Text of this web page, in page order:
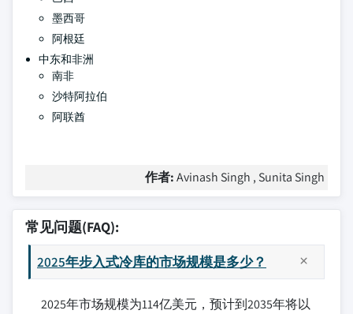
墨西哥
阿根廷
中东和非洲
南非
沙特阿拉伯
阿联酋
作者:Avinash Singh , Sunita Singh
常见问题(FAQ):
2025年步入式冷库的市场规模是多少？
2025年市场规模为114亿美元，预计到2035年将以